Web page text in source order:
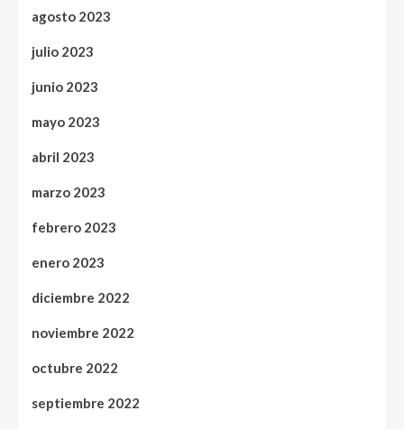
agosto 2023
julio 2023
junio 2023
mayo 2023
abril 2023
marzo 2023
febrero 2023
enero 2023
diciembre 2022
noviembre 2022
octubre 2022
septiembre 2022